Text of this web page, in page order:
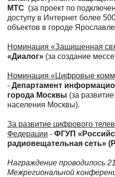
МТС (за проект по
доступу в Интернет более
объектов в городе
Номинация «Защищенная
«Диалог» (за создание
Номинация «Цифровые
- Департамент
города Москвы (за
населения Москвы).
За развитие цифрового
Федерации - ФГУП
радиовещательная сеть»
Награждение проводилось
Межрегиональной